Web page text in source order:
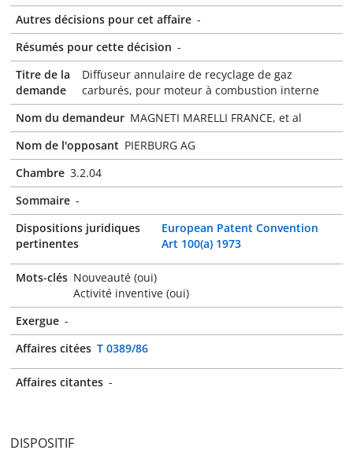
Autres décisions pour cet affaire -
Résumés pour cette décision -
Titre de la
demande
Diffuseur annulaire de recyclage de gaz
carburés, pour moteur à combustion interne
Nom du demandeur MAGNETI MARELLI FRANCE, et al
Nom de l'opposant PIERBURG AG
Chambre 3.2.04
Sommaire -
Dispositions juridiques
pertinentes
European Patent Convention
Art 100(a) 1973
Mots-clés Nouveauté (oui)
Activité inventive (oui)
Exergue -
Affaires citées T 0389/86
Affaires citantes -
DISPOSITIF